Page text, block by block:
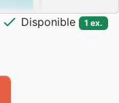
check Disponible 1 ex.